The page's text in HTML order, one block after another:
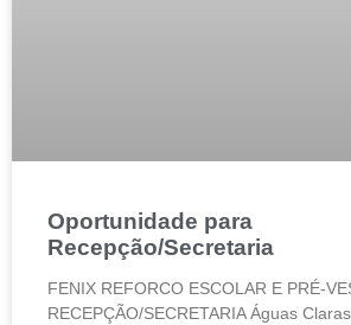
Oportunidade para
Recepção/Secretaria
FENIX REFORCO ESCOLAR E PRÉ-
RECEPÇÃO/SECRETARIA Águas